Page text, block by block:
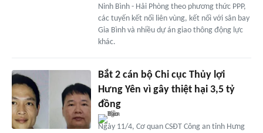
Ninh Bình - Hải Phòng theo phương thức PPP,
các tuyến kết nối liên vùng, kết nối với sân bay
Gia Bình và nhiều dự án giao thông động lực
khác.
Bắt 2 cán bộ Chi cục Thủy lợi
Hưng Yên vì gây thiệt hại 3,5 tỷ
đồng
Ngày 11/4, Cơ quan CSĐT Công an tỉnh Hưng